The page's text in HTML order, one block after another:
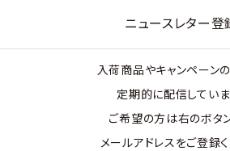
ニュースレター登
入荷商品やキャンペーン
定期的に配信していま
ご希望の方は右のボタ
メールアドレスをご登録